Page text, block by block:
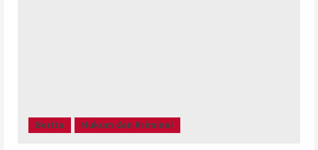
Berita Hukum dan Kriminal